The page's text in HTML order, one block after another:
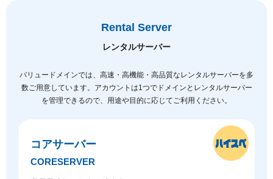
Rental Server
レンタルサーバー
バリュードメインでは、高速・高機能・高品質なレンタルサーバーを多
数ご用意しています。
アカウントは1つでドメインとレンタルサーバー
を管理できるので、用途や目的に応じてご利用ください。
コアサーバー
CORESERVER